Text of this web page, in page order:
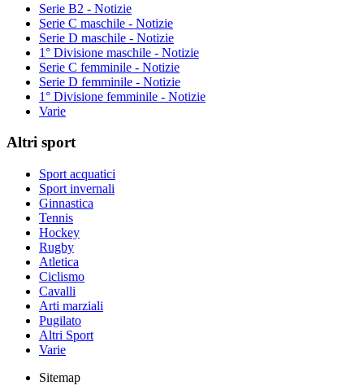
Serie B2 - Notizie
Serie C maschile - Notizie
Serie D maschile - Notizie
1° Divisione maschile - Notizie
Serie C femminile - Notizie
Serie D femminile - Notizie
1° Divisione femminile - Notizie
Varie
Altri sport
Sport acquatici
Sport invernali
Ginnastica
Tennis
Hockey
Rugby
Atletica
Ciclismo
Cavalli
Arti marziali
Pugilato
Altri Sport
Varie
Sitemap